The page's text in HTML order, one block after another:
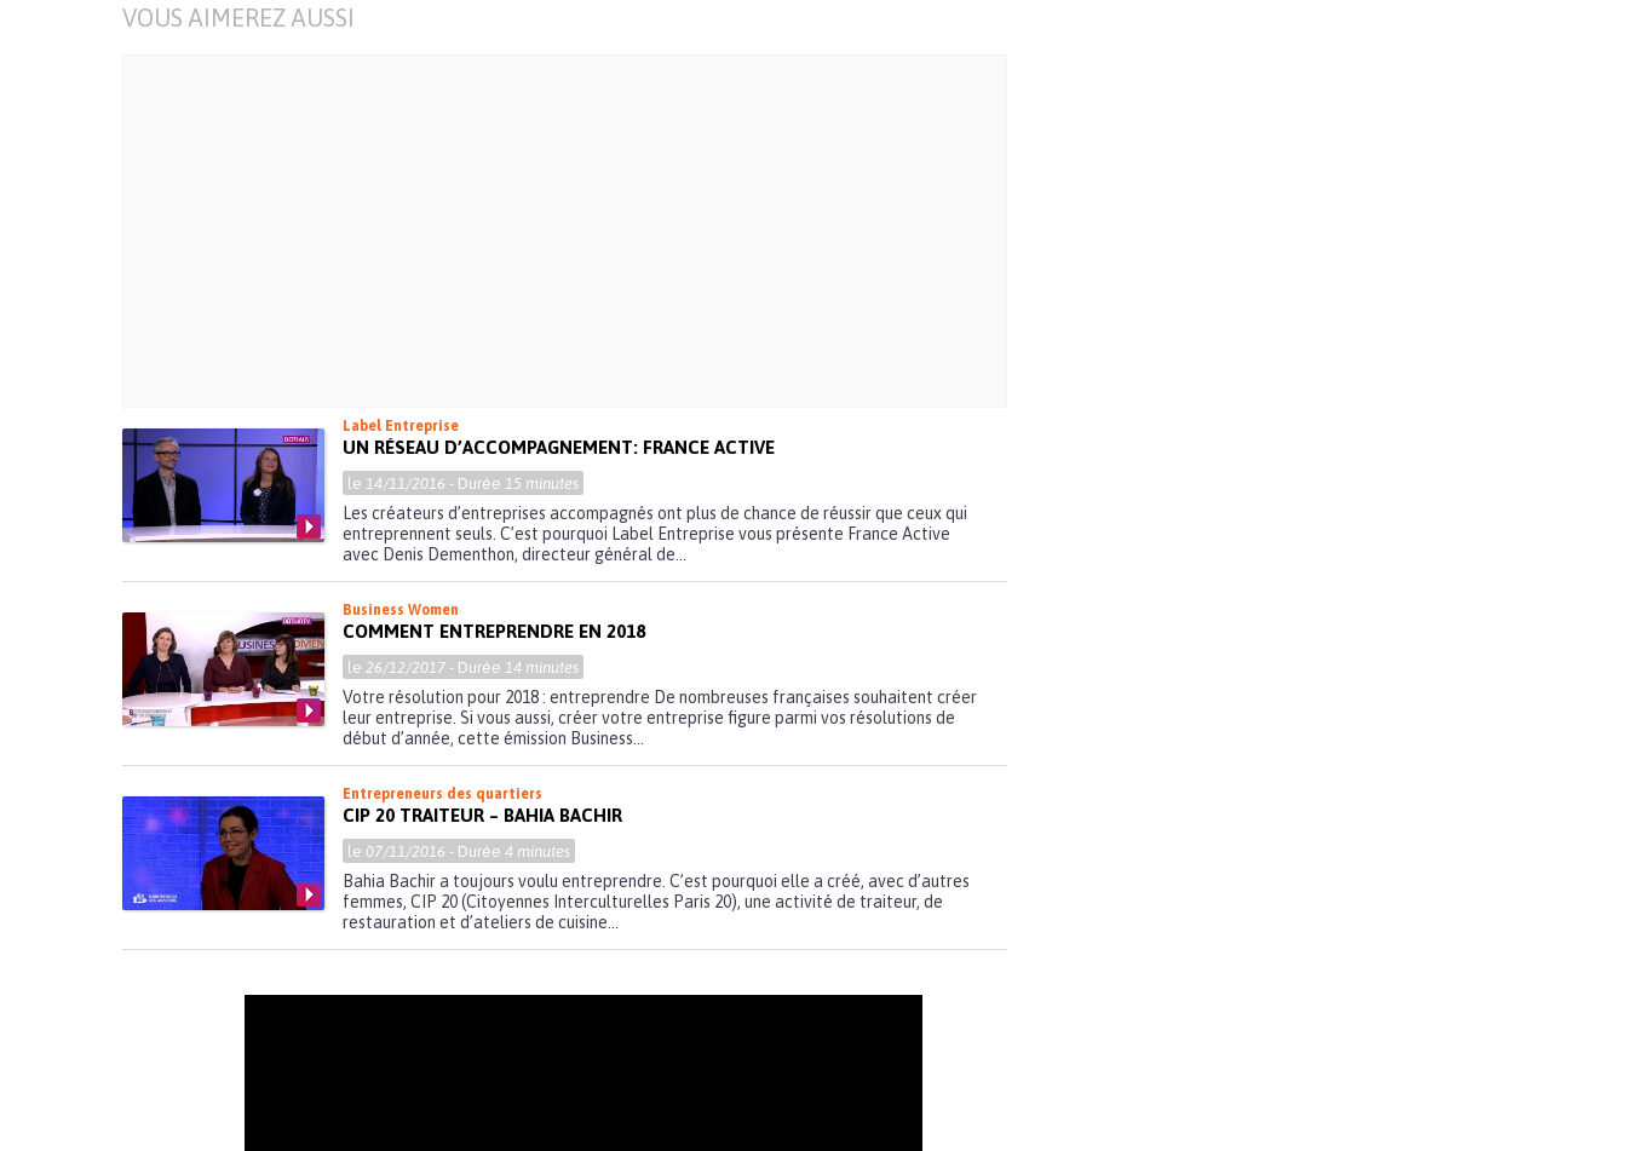
VOUS AIMEREZ AUSSI
Label Entreprise
UN RÉSEAU D’ACCOMPAGNEMENT: FRANCE ACTIVE
le14/11/2016 - Durée15 minutes
Les créateurs d’entreprises accompagnés ont plus de chance de réussir que ceux qui
entreprennent seuls. C’est pourquoi Label Entreprise vous présente France Active
avec Denis Dementhon, directeur général de...
Business Women
COMMENT ENTREPRENDRE EN 2018
le26/12/2017 - Durée14 minutes
Votre résolution pour 2018 : entreprendre De nombreuses françaises souhaitent créer
leur entreprise. Si vous aussi, créer votre entreprise figure parmi vos résolutions de
début d’année, cette émission Business...
Entrepreneurs des quartiers
CIP 20 TRAITEUR – BAHIA BACHIR
le 07/11/2016 - Durée4 minutes
Bahia Bachir a toujours voulu entreprendre. C’est pourquoi elle a créé, avec d’autres
femmes, CIP 20 (Citoyennes Interculturelles Paris 20), une activité de traiteur, de
restauration et d’ateliers de cuisine...